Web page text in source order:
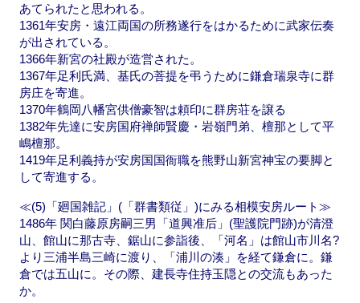
あてられたと思われる。
1361年安房・遠江両国の所務遂行をはかるために武家伝奏
が出されている。
1366年新宮の社殿が造営された。
1367年足利氏満、基氏の菩提を弔うために鎌倉瑞泉寺に群
房庄を寄進。
1370年鶴岡八幡宮供僧豪智は頼印に群房荘を譲る
1382年先達に安房国府禅師賢慶・岩嶺門弟、檀那として平
嶋檀那。
1419年足利義持が安房国国衙職を熊野山新宮神宝の要脚と
して寄進する。
≪(5)「廻国雑記」(「群書類従」)にみる相模安房ルート≫
1486年 関白藤原房嗣三男「道興准后」(聖護院門跡)が清澄
山、館山に那古寺、鋸山に参詣後、「河名」は館山市川名?
より三浦半島三崎に渡り、「浦川の湊」を経て鎌倉に。鎌
倉では五山に。その際、建長寺住持玉隠との交流もあった
か。